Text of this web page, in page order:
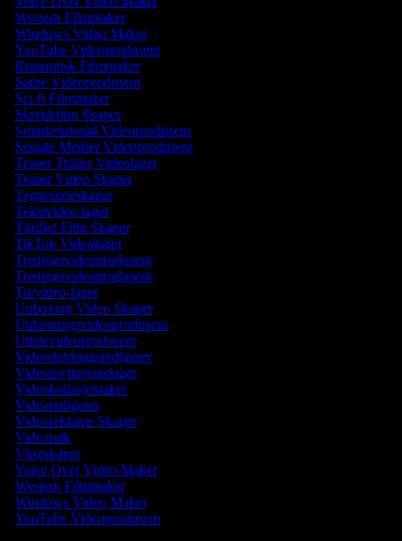
Western Filmmaker
Windows Video Maker
YouTube Videoprodusent
Romantisk Filmmaker
Satire Videoprodusent
Sci-fi Filmmaker
Skrekkfilm Skaper
Sminketutorial Videoprodusent
Sosiale Medier Videoprodusent
Teaser Trailer Videolager
Teaser Video Skaper
Tegneserieskaper
Tekstvideo-lager
Thriller Film Skaper
TikTok Videolager
Treningsvideoprodusent
Treningsvideoprodusent
Turvideo-lager
Unboxing Video Skaper
Utdanningsvideoprodusent
Uttalevideoprodusent
Videodubbingsredigerer
Videoinvitasjonslager
Videokollasjemaker
Videoredigerer
Videoreklame Skaper
Videotolk
Vlogskaper
Voice Over Video Maker
Western Filmmaker
Windows Video Maker
YouTube Videoprodusent